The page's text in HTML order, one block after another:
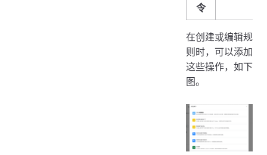
令
在创建或编辑规
则时，可以添加
这些操作，如下
图。